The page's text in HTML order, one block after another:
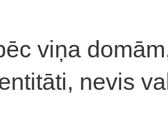
viņa
nevis